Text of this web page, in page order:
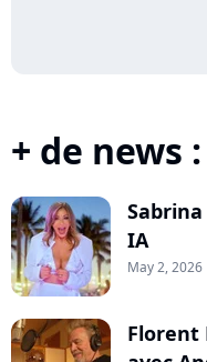
+ de news :
IA
May 2, 2026
Florent